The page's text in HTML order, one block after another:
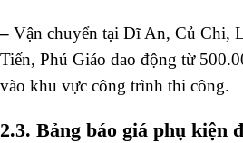
– Vận chuyển tại Dĩ An, Củ Chi,
Tiến, Phú Giáo dao động từ
vào khu vực công trình thi công.
2.3. Bảng báo giá phụ kiện